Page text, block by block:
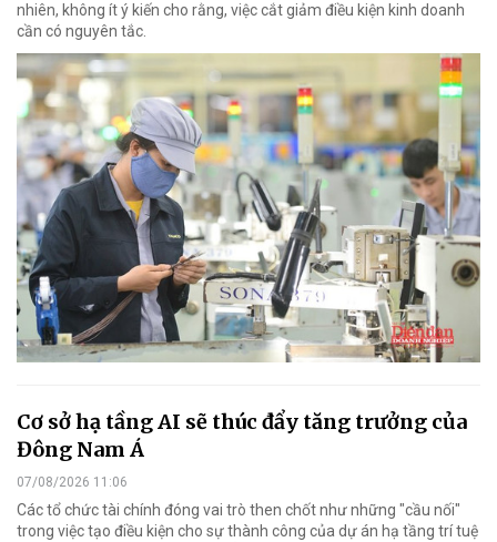
nhiên, không ít ý kiến cho rằng, việc cắt giảm điều kiện kinh doanh
cần có nguyên tắc.
Cơ sở hạ tầng AI sẽ thúc đẩy tăng trưởng của
Đông Nam Á
07/08/2026 11:06
Các tổ chức tài chính đóng vai trò then chốt như những "cầu nối"
trong việc tạo điều kiện cho sự thành công của dự án hạ tầng trí tuệ